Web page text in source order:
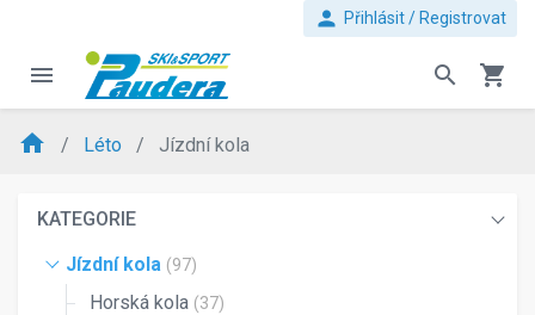
person Přihlásit / Registrovat
menu search shopping_cart
home Léto Jízdní kola
KATEGORIE
Jízdní kola (97)
Horská kola (37)